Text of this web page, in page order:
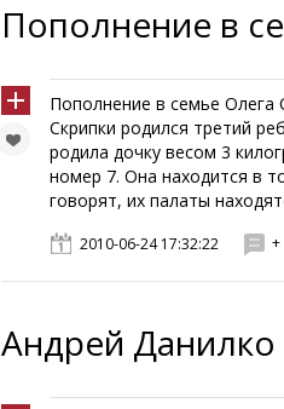
Пополнение в
Пополнение в семье Олега
Скрипки родился третий
родила дочку весом 3
номер 7. Она находится в
говорят, их палаты
2010-06-24 17:32:22
Андрей